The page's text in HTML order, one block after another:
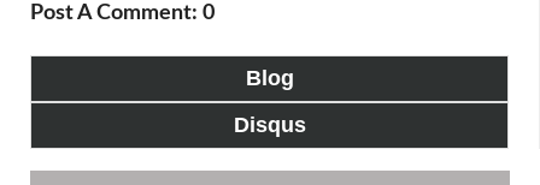
Post A Comment: 0
Blog
Disqus